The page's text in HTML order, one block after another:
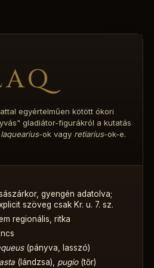
egyértelműen kötött ókori
gladiátor-figurákról a kutatás
laquearius-ok vagy retiarius-ok-e.
gyengén adatolva;
szöveg csak Kr. u. 7. sz.
regionális, ritka
(pányva, lasszó)
(lándzsa), pugio(tőr)